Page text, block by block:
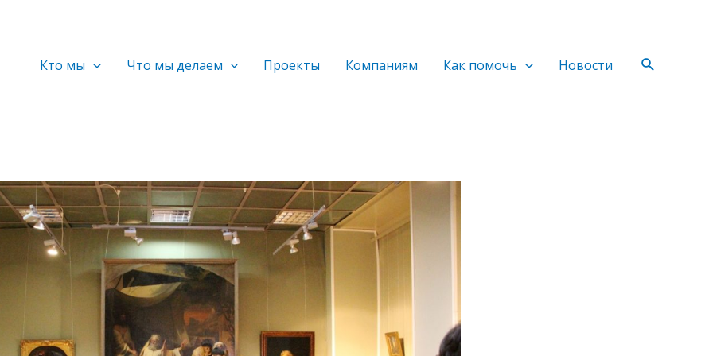
Кто мы Что мы делаем Проекты Компаниям Как помочь Новости Поиск